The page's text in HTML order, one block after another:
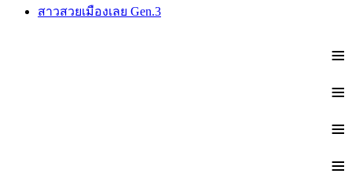
สาวสวยเมืองเลย Gen.3
≡
≡
≡
≡